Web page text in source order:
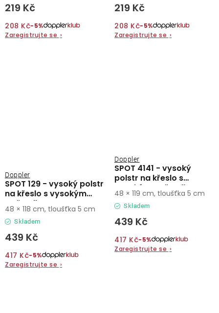
219 Kč
208 Kč−5%
Zaregistrujte se ›
219 Kč
208 Kč−5%
Zaregistrujte se ›
SPOT 129 - vysoký polstr
na křeslo s vysokým
opěradlem
Doppler
Skladem
439 Kč
417 Kč−5%
Zaregistrujte se ›
48 × 118 cm, tloušťka 5 cm
SPOT 4141 - vysoký
polstr na křeslo s
vysokým opěradlem
Doppler
Skladem
439 Kč
417 Kč−5%
Zaregistrujte se ›
48 × 119 cm, tloušťka 5 cm